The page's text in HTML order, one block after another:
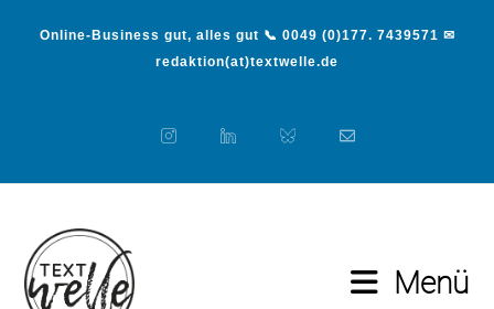
Online-Business gut, alles gut 📞 0049 (0)177. 7439571 ✉
redaktion(at)textwelle.de
Menü